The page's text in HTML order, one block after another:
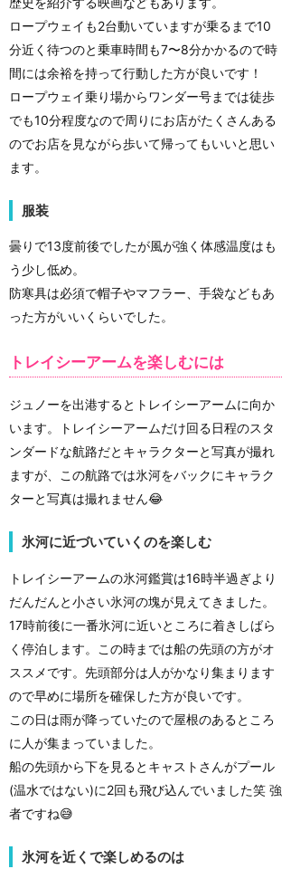
ロープウェイも2台動いていますが乗るまで10
分近く待つのと乗車時間も7〜8分かかるので時
間には余裕を持って行動した方が良いです！
ロープウェイ乗り場からワンダー号までは徒歩
でも10分程度なので周りにお店がたくさんある
のでお店を見ながら歩いて帰ってもいいと思い
ます。
服装
曇りで13度前後でしたが風が強く体感温度はも
う少し低め。
防寒具は必須で帽子やマフラー、手袋などもあ
った方がいいくらいでした。
トレイシーアームを楽しむには
ジュノーを出港するとトレイシーアームに向か
います。トレイシーアームだけ回る日程のスタ
ンダードな航路だとキャラクターと写真が撮れ
ますが、この航路では氷河をバックにキャラク
ターと写真は撮れません😂
氷河に近づいていくのを楽しむ
トレイシーアームの氷河鑑賞は16時半過ぎより
だんだんと小さい氷河の塊が見えてきました。
17時前後に一番氷河に近いところに着きしばら
く停泊します。この時までは船の先頭の方がオ
ススメです。先頭部分は人がかなり集まります
ので早めに場所を確保した方が良いです。
この日は雨が降っていたので屋根のあるところ
に人が集まっていました。
船の先頭から下を見るとキャストさんがプール
(温水ではない)に2回も飛び込んでいました笑 強
者ですね😅
氷河を近くで楽しめるのは